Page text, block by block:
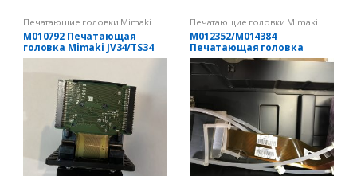
Печатающие головки Mimaki
M010792 Печатающая
головка Mimaki JV34/TS34
Печатающие головки Mimaki
M012352/M014384
Печатающая головка
Mimaki JV400LX